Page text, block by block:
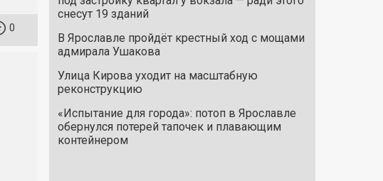
0
снесут 19 зданий
В Ярославле пройдёт крестный ход с мощами
адмирала Ушакова
Улица Кирова уходит на масштабную
реконструкцию
«Испытание для города»: потоп в Ярославле
обернулся потерей тапочек и плавающим
контейнером